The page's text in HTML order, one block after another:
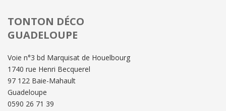
TONTON DÉCO
GUADELOUPE
Voie n°3 bd Marquisat de Houelbourg
1740 rue Henri Becquerel
97 122 Baie-Mahault
Guadeloupe
0590 26 71 39